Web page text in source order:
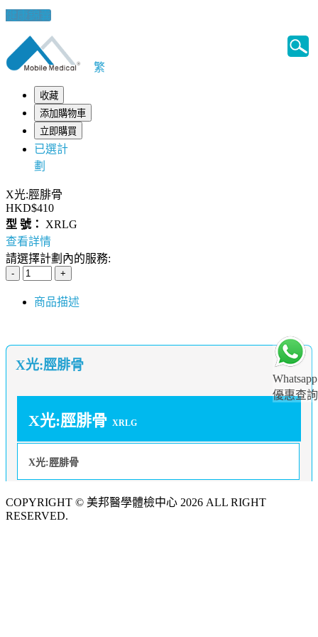
健康錦囊
Whatsapp
優惠查詢
繁
收藏
添加購物車
立即購買
已選計
劃
X光:脛腓骨
HKD$410
型 號：
XRLG
查看詳情
請選擇計劃內的服務:
商品描述
X光:脛腓骨
X光:脛腓骨 XRLG
X光:脛腓骨
COPYRIGHT © 美邦醫學體檢中心 2026 ALL RIGHT
RESERVED.